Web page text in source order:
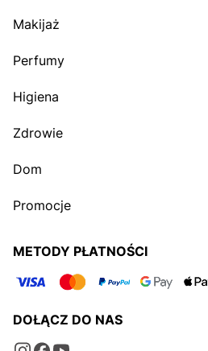
Makijaż
Perfumy
Higiena
Zdrowie
Dom
Promocje
METODY PŁATNOŚCI
DOŁĄCZ DO NAS